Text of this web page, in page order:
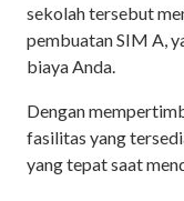
sekolah tersebut
pembuatan SIM A,
biaya Anda.
Dengan
fasilitas yang
yang tepat saat